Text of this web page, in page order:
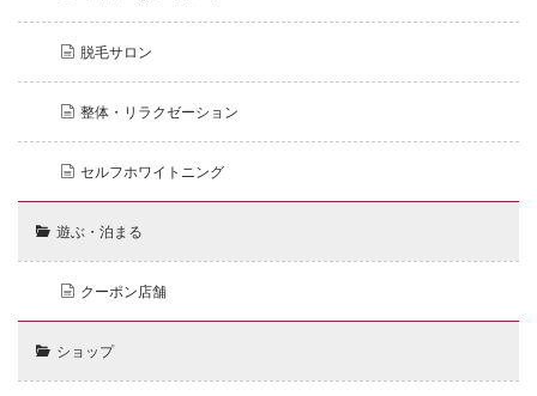
脱毛サロン
整体・リラクゼーション
セルフホワイトニング
遊ぶ・泊まる
クーポン店舗
ショップ